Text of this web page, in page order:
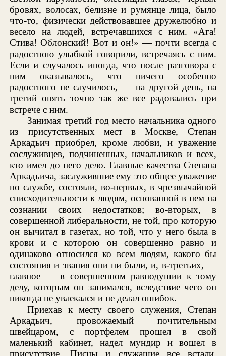
бровях, волосах, белизне и румянце лица, было
что-то, физически действовавшее дружелюбно и
весело на людей, встречавшихся с ним. «Ага!
Стива! Облонский! Вот и он!» — почти всегда с
радостною улыбкой говорили, встречаясь с ним.
Если и случалось иногда, что после разговора с
ним оказывалось, что ничего особенно
радостного не случилось, — на другой день, на
третий опять точно так же все радовались при
встрече с ним.
Занимая третий год место начальника одного
из присутственных мест в Москве, Степан
Аркадьич приобрел, кроме любви, и уважение
сослуживцев, подчиненных, начальников и всех,
кто имел до него дело. Главные качества Степана
Аркадьича, заслужившие ему это общее уважение
по службе, состояли, во-первых, в чрезвычайной
снисходительности к людям, основанной в нем на
сознании своих недостатков; во-вторых, в
совершенной либеральности, не той, про которую
он вычитал в газетах, но той, что у него была в
крови и с которою он совершенно равно и
одинаково относился ко всем людям, какого бы
состояния и звания они ни были, и, в-третьих, —
главное — в совершенном равнодушии к тому
делу, которым он занимался, вследствие чего он
никогда не увлекался и не делал ошибок.
Приехав к месту своего служения, Степан
Аркадьич, провожаемый почтительным
швейцаром, с портфелем прошел в свой
маленький кабинет, надел мундир и вошел в
присутствие. Писцы и служащие все встали,